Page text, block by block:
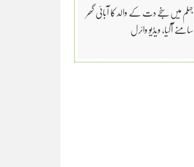
جہلم میں سنجے دت کے والد کا آبائی گھر
سامنے آگیا، ویڈیو وائرل